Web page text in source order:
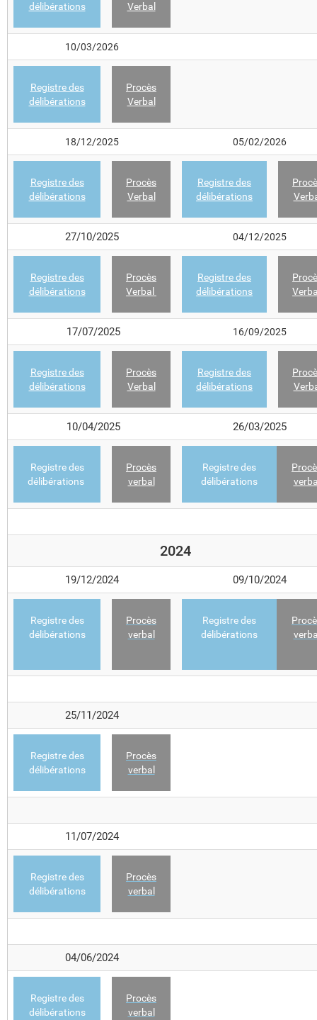
délibérations
Verbal
10/03/2026
Registre des
délibérations
Procès
Verbal
18/12/2025 05/02/2026
Registre des
délibérations
Procès
Verbal
Registre des
délibérations
27/10/2025 04/12/2025
Registre des
délibérations
Procès
Verbal
Registre des
délibérations
17/07/2025 16/09/2025
Registre des
délibérations
Procès
Verbal
Registre des
délibérations
10/04/2025 26/03/2025
Registre des
délibérations
Procès
verbal
Registre des
délibérations
2024
19/12/2024 09/10/2024
Registre des
délibérations
Procès
verbal
Registre des
délibérations
25/11/2024
Registre des
délibérations
Procès
verbal
11/07/2024
Registre des
délibérations
Procès
verbal
04/06/2024
Registre des
délibérations
Procès
verbal